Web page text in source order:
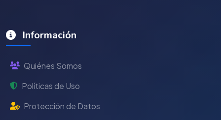
Información
Quiénes Somos
Políticas de Uso
Protección de Datos